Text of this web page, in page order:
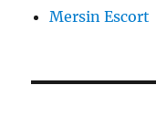
Mersin Escort